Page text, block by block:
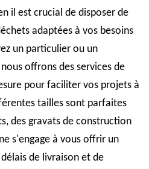
il est crucial de disposer de
adaptées à vos besoins
un particulier ou un
offrons des services de
pour faciliter vos projets à
tailles sont parfaites
des gravats de construction
s'engage à vous offrir un
de livraison et de